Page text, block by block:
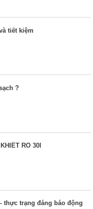
tiết kiệm
?
RO 30l
thực trạng đáng báo động